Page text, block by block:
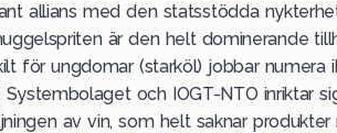
allians med den statsstödda
är den helt dominerande
för ungdomar (starköl) jobbar numera
Systembolaget och IOGT-NTO inriktar
av vin, som helt saknar